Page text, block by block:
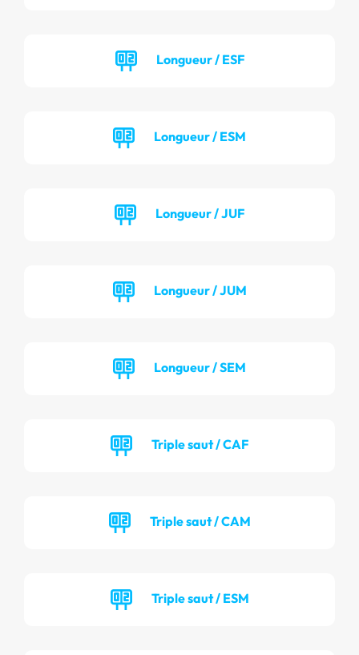
Longueur / ESF
Longueur / ESM
Longueur / JUF
Longueur / JUM
Longueur / SEM
Triple saut / CAF
Triple saut / CAM
Triple saut / ESM